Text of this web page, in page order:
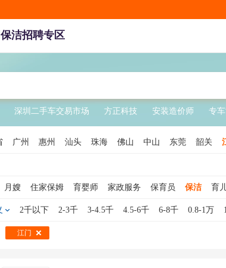
洁招聘专区
深圳二手车交易市场 方正科技 安装造价师 专
广州 惠州 汕头 珠海 佛山 中山 东莞 韶关
月嫂 住家保姆 育婴师 家政服务 保育员 保洁 育
庭保洁 物业保洁 家庭管家
2千以下 2-3千 3-4.5千 4.5-6千 6-8千 0.8-1万
江门